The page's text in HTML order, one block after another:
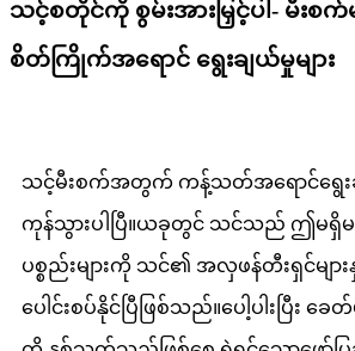
သင့်စတိုင်ကို စွမ်းအားမြှင့်ပါ- မီးစ
စိတ်ကြိုက်အရောင် ရွေးချယ်မှုများ
သင့်မီးစက်အတွက် ကန့်သတ်အရောင်ရွေးခ
ကုန်သွားပါပြီ။ယခုတွင် သင်သည် ဤမရှိ
ပစ္စည်းများကို သင်၏ အလှဖန်တီးရှင်များ
ပေါင်းစပ်နိုင်ပြီဖြစ်သည်။ပေါ့ပါးပြီး